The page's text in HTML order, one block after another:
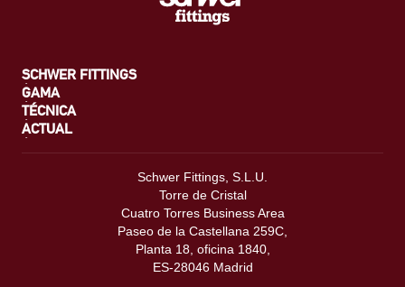
SCHWER FITTINGS
GAMA
TÉCNICA
ACTUAL
Schwer Fittings, S.L.U.
Torre de Cristal
Cuatro Torres Business Area
Paseo de la Castellana 259C,
Planta 18, oficina 1840,
ES-28046 Madrid